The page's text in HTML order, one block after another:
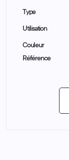
Type
Utilisation
Couleur
Référence